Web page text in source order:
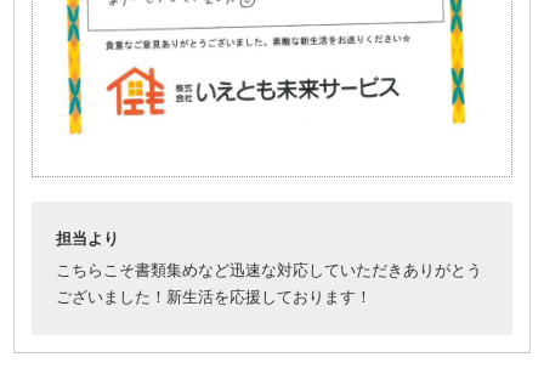
担当より
こちらこそ書類集めなど迅速な対応していただきありがとう
ございました！新生活を応援しております！